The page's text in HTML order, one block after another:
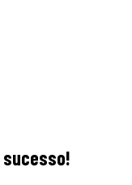
sucesso!